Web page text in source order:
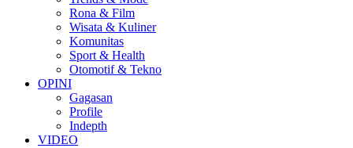
Rona & Film
Wisata & Kuliner
Komunitas
Sport & Health
Otomotif & Tekno
OPINI
Gagasan
Profile
Indepth
VIDEO